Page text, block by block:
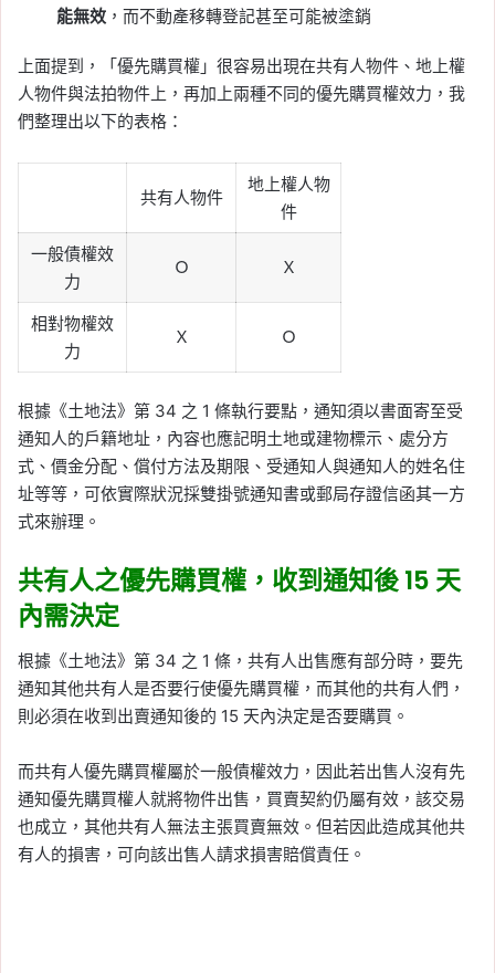
能無效 ，而不動產移轉登記甚至可能被塗銷
上面提到，「優先購買權」很容易出現在共有人物件、地上權
人物件與法拍物件上，再加上兩種不同的優先購買權效力，我
們整理出以下的表格：
共有人物件
地上權人物
件
一般債權效
力
Ｏ Ｘ
相對物權效
力
Ｘ Ｏ
根據《土地法》第 34 之 1 條執行要點，通知須以書面寄至受
通知人的戶籍地址，內容也應記明土地或建物標示、處分方
式、價金分配、償付方法及期限、受通知人與通知人的姓名住
址等等，可依實際狀況採雙掛號通知書或郵局存證信函其一方
式來辦理。
共有人之優先購買權，收到通知後 15 天
內需決定
根據《土地法》第 34 之 1 條，共有人出售應有部分時，要先
通知其他共有人是否要行使優先購買權，而其他的共有人們，
則必須在收到出賣通知後的 15 天內決定是否要購買。
而共有人優先購買權屬於一般債權效力，因此若出售人沒有先
通知優先購買權人就將物件出售，買賣契約仍屬有效，該交易
也成立，其他共有人無法主張買賣無效。但若因此造成其他共
有人的損害，可向該出售人請求損害賠償責任。